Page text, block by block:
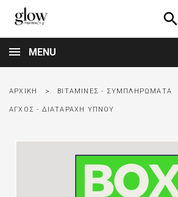

MENU
ΑΡΧΙΚΉ ΒΙΤΑΜΊΝΕΣ - ΣΥΜΠΛΗΡΏΜΑΤΑ
ΑΓΧΟΣ - ΔΙΑΤΑΡΑΧΉ ΎΠΝΟΥ